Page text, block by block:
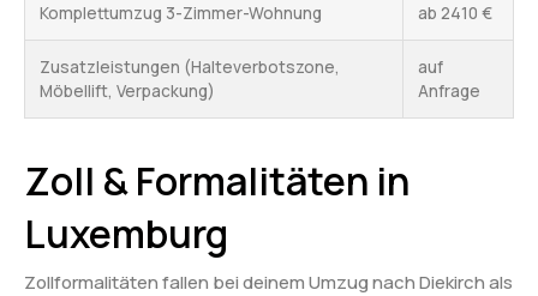
Komplettumzug 3-Zimmer-Wohnung ab 2410 €
Zusatzleistungen (Halteverbotszone,
Möbellift, Verpackung)
auf
Anfrage
Zoll & Formalitäten in
Luxemburg
Zollformalitäten fallen bei deinem Umzug nach Diekirch als